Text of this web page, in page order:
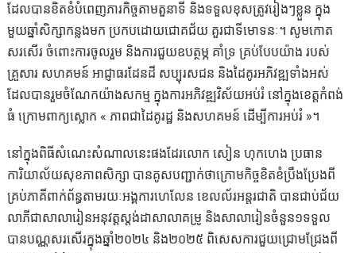
ដែលបានខិតខំបំពេញភារកិច្ចតាមតួនាទី និងទទួលខុសត្រូវរៀងៗខ្លួន ក្នុង
មួយឆ្នាំសិក្សាកន្លងមក ប្រកបដោយជោគជ័យ គួរជាទីមោទនៈ។ សូមកោត
សរសើរ ចំពោះការចូលរួម និងការជួយឧបត្ថម្ភ គាំទ្រ គ្រប់បែបយ៉ាង របស់
គ្រួសារ សហគមន៍ អាជ្ញាធរដែនដី សប្បុរសជន និងដៃគូរអភិវឌ្ឍទាំងអស់
ដែលបានរួមចំណែកយ៉ាងសកម្ម ក្នុងការអភិវឌ្ឍវិស័យអប់រំ នៅក្នុងខេត្តកំពង់
ធំ ក្រោមពាក្យស្លោក « ភាពជាដៃគូរដ្ឋ និងសហគមន៍ ដើម្បីការអប់រំ »។
នៅក្នុងពិធីសំណេះសំណាលនេះផងដែរលោក សៀន ហុកហេង ប្រធាន
ការិយាល័យសុខភាពសិក្សា បានគូសបញ្ជាក់ថាក្រោមកិច្ចខិតខំប្រឹងប្រែងពី
គ្រប់ភាគីពាក់ព័ន្ធតាមរយៈអង្គការហេលែន ខេលល័រអន្តរជាតិ បានជាប់ជ័យ
លាភីជាសាលារៀនអនុវត្តស្តង់ដាសាលាគម្រូ និងសាលារៀនចំនួន១ទទួល
បានបណ្ណសរសើរក្នុងឆ្នាំ២០២៤ និង២០២៥ ពិសេសការជួយជ្រោមជ្រែងពី